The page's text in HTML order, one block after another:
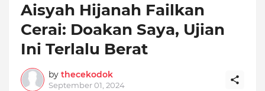
Aisyah Hijanah Failkan
Cerai: Doakan Saya, Ujian
Ini Terlalu Berat
by thecekodok
September 01, 2024